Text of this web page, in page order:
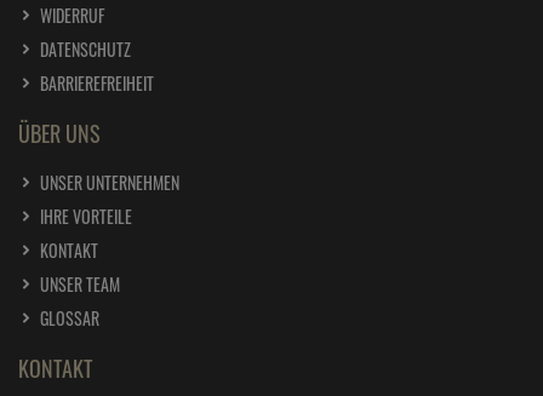
WIDERRUF
DATENSCHUTZ
BARRIEREFREIHEIT
ÜBER UNS
UNSER UNTERNEHMEN
IHRE VORTEILE
KONTAKT
UNSER TEAM
GLOSSAR
KONTAKT